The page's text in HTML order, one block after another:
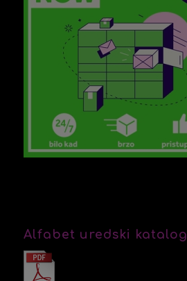
Alfabet uredski katalog